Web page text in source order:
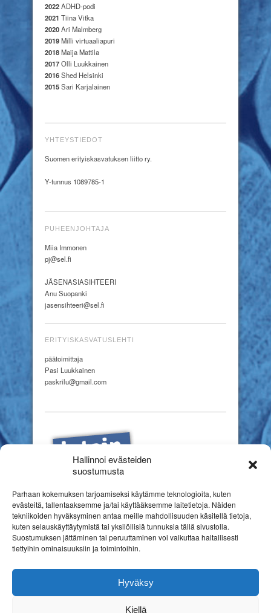
Hallinnoi evästeiden
suostumusta
Parhaan kokemuksen tarjoamiseksi käytämme teknologioita, kuten
evästeitä, tallentaaksemme ja/tai käyttääksemme laitetietoja. Näiden
tekniikoiden hyväksyminen antaa meille mahdollisuuden käsitellä tietoja,
kuten selauskäyttäytymistä tai yksilöllisiä tunnuksia tällä sivustolla.
Suostumuksen jättäminen tai peruuttaminen voi vaikuttaa haitallisesti
tiettyihin ominaisuuksiin ja toimintoihin.
Hyväksy
Kiellä
2022ADHD-podi
2021 Tiina Vitka
2020Ari Malmberg
2019Milli virtuaaliapuri
2018Maija Mattila
2017Olli Luukkainen
2016Shed Helsinki
2015Sari Karjalainen
YHTEYSTIEDOT
Suomen erityiskasvatuksen liitto ry.
Y-tunnus 1089785-1
PUHEENJOHTAJA
Miia Immonen
pj@sel.fi
JÄSENASIASIHTEERI
Anu Suopanki
jasensihteeri@sel.fi
ERITYISKASVATUSLEHTI
päätoimittaja
Pasi Luukkainen
paskrilu@gmail.com